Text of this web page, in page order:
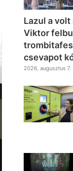
Lazul a
Viktor
csevapot
2026, augusztus 7.